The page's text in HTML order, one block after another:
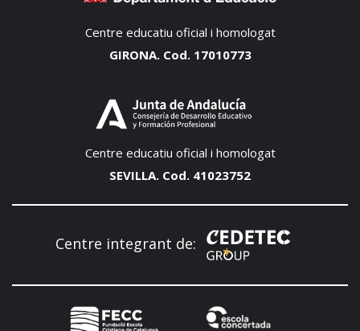
Centre educatiu oficial i homologat
GIRONA. Cod. 17010773
Centre educatiu oficial i homologat
SEVILLA. Cod. 41023752
Centre integrant de: